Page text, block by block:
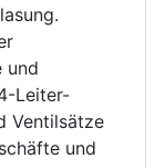
und
Leiter-
Ventilsätze
und